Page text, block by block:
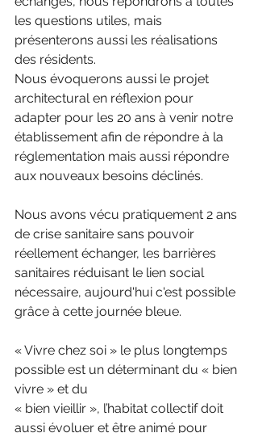
les questions utiles, mais
présenterons aussi les réalisations
des résidents.
Nous évoquerons aussi le projet
architectural en réflexion pour
adapter pour les 20 ans à venir notre
établissement afin de répondre à la
réglementation mais aussi répondre
aux nouveaux besoins déclinés.
Nous avons vécu pratiquement 2 ans
de crise sanitaire sans pouvoir
réellement échanger, les barrières
sanitaires réduisant le lien social
nécessaire, aujourd'hui c'est possible
grâce à cette journée bleue.
« Vivre chez soi » le plus longtemps
possible est un déterminant du « bien
vivre » et du
« bien vieillir », l’habitat collectif doit
aussi évoluer et être animé pour